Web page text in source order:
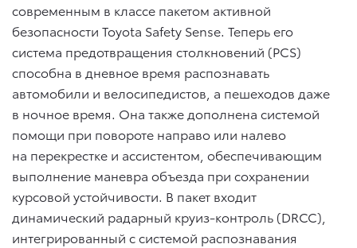
современным в классе пакетом активной
безопасности Toyota Safety Sense. Теперь его
система предотвращения столкновений (PCS)
способна в дневное время распознавать
автомобили и велосипедистов, а пешеходов даже
в ночное время. Она также дополнена системой
помощи при повороте направо или налево
на перекрестке и ассистентом, обеспечивающим
выполнение маневра объезда при сохранении
курсовой устойчивости. В пакет входит
динамический радарный круиз-контроль (DRCC),
интегрированный с системой распознавания